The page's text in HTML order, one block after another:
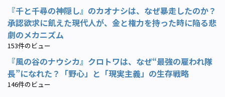
『千と千尋の神隠し』のカオナシは、なぜ暴走したのか？
承認欲求に飢えた現代人が、金と権力を持った時に陥る悲
劇のメカニズム
153件のビュー
『風の谷のナウシカ』クロトワは、なぜ“最強の雇われ隊
長”になれた？「野心」と「現実主義」の生存戦略
146件のビュー